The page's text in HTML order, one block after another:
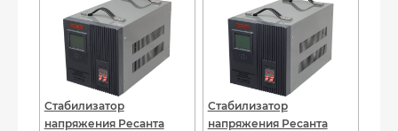
Стабилизатор
напряжения Ресанта
Стабилизатор
напряжения Ресанта